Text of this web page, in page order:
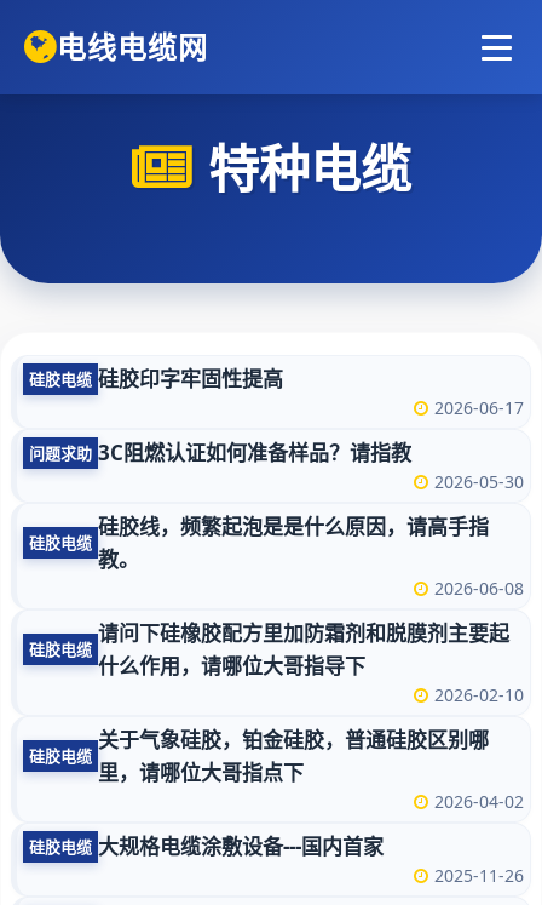
电线电缆网
特种电缆
硅胶电缆 硅胶印字牢固性提高
2026-06-17
问题求助 3C阻燃认证如何准备样品？请指教
2026-05-30
硅胶电缆
硅胶线，频繁起泡是是什么原因，请高手指
教。
2026-06-08
硅胶电缆
请问下硅橡胶配方里加防霜剂和脱膜剂主要起
什么作用，请哪位大哥指导下
2026-02-10
硅胶电缆
关于气象硅胶，铂金硅胶，普通硅胶区别哪
里，请哪位大哥指点下
2026-04-02
硅胶电缆 大规格电缆涂敷设备---国内首家
2025-11-26